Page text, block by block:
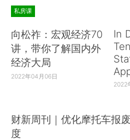
私房课
向松祚：宏观经济70
讲，带你了解国内外
经济大局
2022年04月06日
In
2022
财新周刊｜优化摩托车报
度